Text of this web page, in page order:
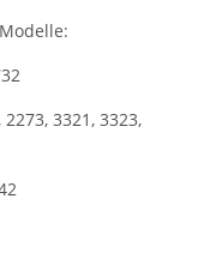
3321, 3323,